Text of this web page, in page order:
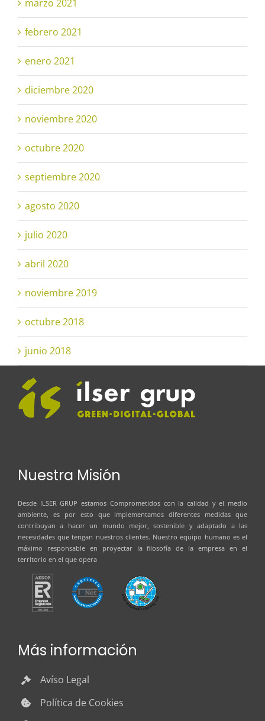
marzo 2021
febrero 2021
enero 2021
diciembre 2020
noviembre 2020
octubre 2020
septiembre 2020
agosto 2020
julio 2020
abril 2020
noviembre 2019
octubre 2018
junio 2018
Nuestra Misión
Desde ILSER GRUP estamos Comprometidos con la calidad y el medio
ambiente, es por esto que implementamos diferentes medidas que
contribuyan a hacer un mundo mejor, sostenible y adaptado a las
necesidades que tengan nuestros clientes. Nuestro equipo humano es el
máximo responsable en proyectar la filosofía de la empresa en el
territorio en el que opera
Más información
Avíso Legal
Política de Cookies